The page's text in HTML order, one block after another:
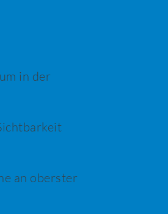
in der
an oberster